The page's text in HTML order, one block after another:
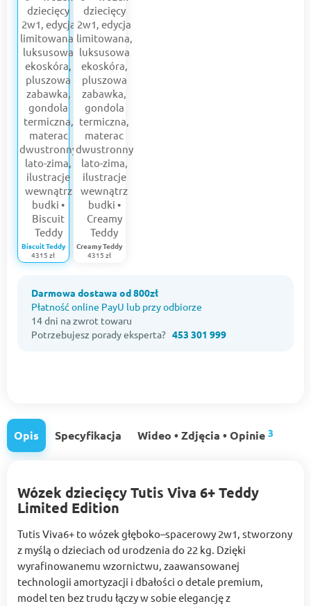
Biscuit Teddy
4315 zł
Creamy Teddy
4315 zł
Darmowa dostawa od 800zł
Płatność online PayU lub przy odbiorze
14 dni na zwrot towaru
Potrzebujesz porady eksperta? 453 301 999
Opis Specyfikacja Wideo • Zdjęcia • Opinie 3
Wózek dziecięcy Tutis Viva 6+ Teddy
Limited Edition
Tutis Viva6+ to wózek głęboko–spacerowy 2w1, stworzony
z myślą o dzieciach od urodzenia do 22 kg. Dzięki
wyrafinowanemu wzornictwu, zaawansowanej
technologii amortyzacji i dbałości o detale premium,
model ten bez trudu łączy w sobie elegancję z